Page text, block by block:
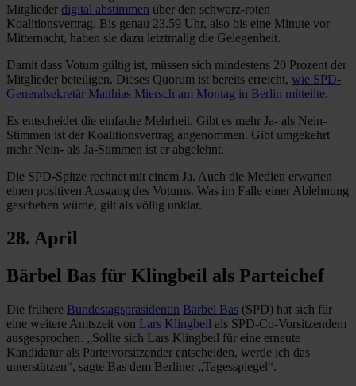
Mitglieder digital abstimmen über den schwarz-roten
Koalitionsvertrag. Bis genau 23.59 Uhr, also bis eine Minute vor
Mitternacht, haben sie dazu letztmalig die Gelegenheit.
Damit dass Votum gültig ist, müssen sich mindestens 20 Prozent der
Mitglieder beteiligen. Dieses Quorum ist bereits erreicht, wie SPD-
Generalsekretär Matthias Miersch am Montag in Berlin mitteilte.
Es entscheidet die einfache Mehrheit. Gibt es mehr Ja- als Nein-
Stimmen ist der Koalitionsvertrag angenommen. Gibt umgekehrt
mehr Nein- als Ja-Stimmen ist er abgelehnt.
Die SPD-Spitze rechnet mit einem Ja. Auch die Medien erwarten
einen positiven Ausgang des Votums. Was im Falle einer Ablehnung
geschehen würde, gilt als völlig unklar.
28. April
Bärbel Bas für Klingbeil als Parteichef
Die frühere Bundestagspräsidentin Bärbel Bas (SPD) hat sich für
eine weitere Amtszeit von Lars Klingbeil als SPD-Co-Vorsitzendem
ausgesprochen. „Sollte sich Lars Klingbeil für eine erneute
Kandidatur als Parteivorsitzender entscheiden, werde ich das
unterstützen“, sagte Bas dem Berliner „Tagesspiegel“.